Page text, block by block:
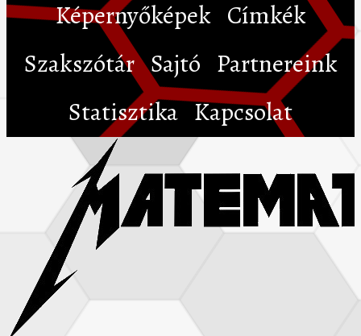
Képernyőképek Címkék
Szakszótár Sajtó Partnereink
Statisztika Kapcsolat